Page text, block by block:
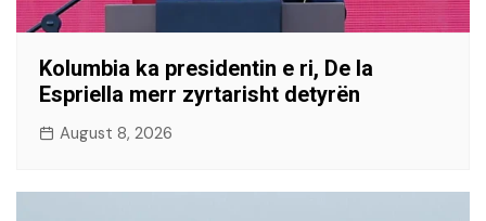
Kolumbia ka presidentin e ri, De la
Espriella merr zyrtarisht detyrën
August 8, 2026